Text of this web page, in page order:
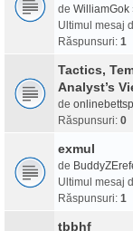
de WilliamGok
Ultimul mesaj
Răspunsuri: 1
Tactics,
Analyst’s
de
Răspunsuri: 0
exmul
de
Ultimul mesaj
Răspunsuri: 1
tbbhf